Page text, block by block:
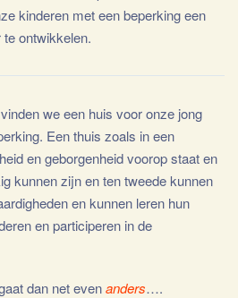
kinderen met een beperking een
ontwikkelen.
we een huis voor onze jong
Een thuis zoals in een
en geborgenheid voorop staat en
kunnen zijn en ten tweede kunnen
en kunnen leren hun
en participeren in de
dan net evenanders….